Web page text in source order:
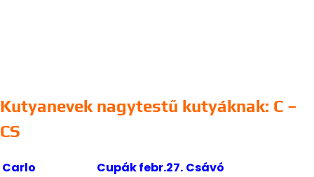
Kutyanevek nagytestű kutyáknak: C –
CS
Carlo Cupák febr.27. Csávó